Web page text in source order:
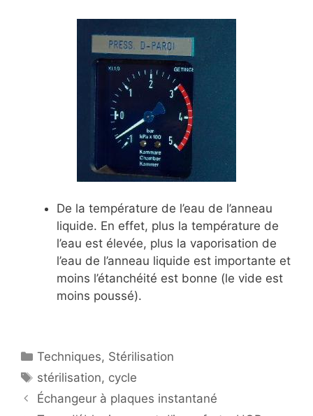
De la température de l’eau de l’anneau
liquide. En effet, plus la température de
l’eau est élevée, plus la vaporisation de
l’eau de l’anneau liquide est importante et
moins l’étanchéité est bonne (le vide est
moins poussé).
Catégories
Techniques, Stérilisation
Étiquettes
stérilisation, cycle
Échangeur à plaques instantané